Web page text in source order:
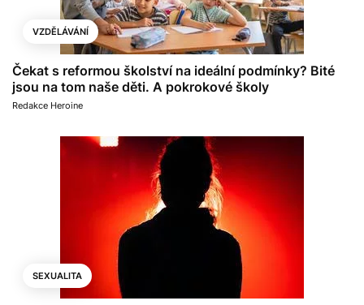
VZDĚLÁVÁNÍ
Čekat s reformou školství na ideální podmínky? Bité
jsou na tom naše děti. A pokrokové školy
Redakce Heroine
SEXUALITA